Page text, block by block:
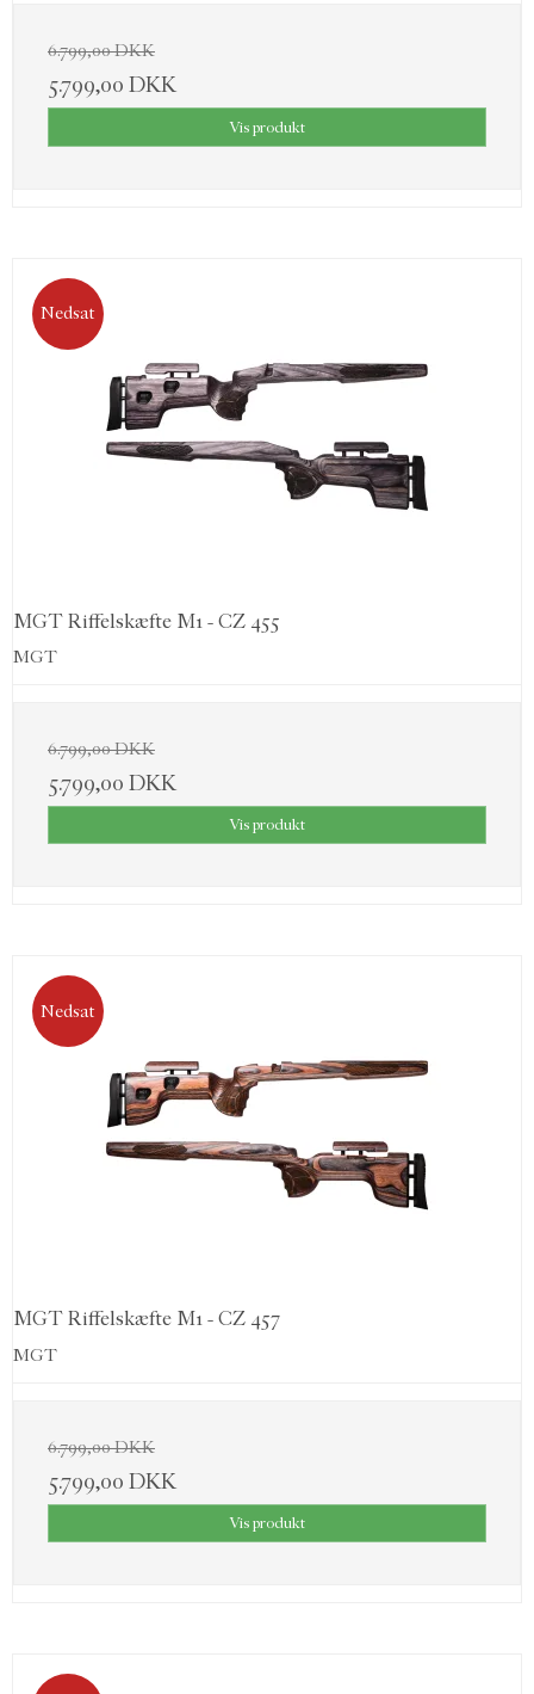
6.799,00 DKK
5.799,00 DKK
Vis produkt
Nedsat
MGT Riffelskæfte M1 - CZ 455
MGT
6.799,00 DKK
5.799,00 DKK
Vis produkt
Nedsat
MGT Riffelskæfte M1 - CZ 457
MGT
6.799,00 DKK
5.799,00 DKK
Vis produkt